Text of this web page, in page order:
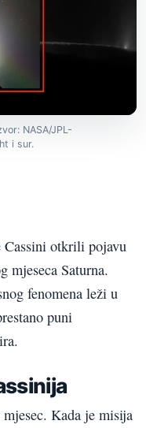
NASA/JPL-
i sur.
Cassini otkrili pojavu
mjeseca Saturna.
fenomena leži u
puni
Kada je misija